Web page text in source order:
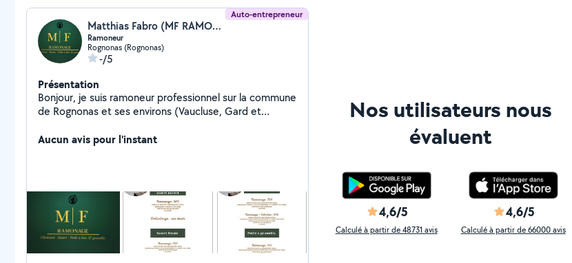
Auto-entrepreneur
Matthias Fabro (MF RAMONAGE)
Ramoneur
Rognonas (Rognonas)
-/5
Présentation
Bonjour, je suis ramoneur professionnel sur la commune
de Rognonas et ses environs (Vaucluse, Gard et
pour toute demande de ramonage de poêles à bois,
Aucun avis pour l'instant
Nos utilisateurs nous
évaluent
4,6/5
Calculé à partir de 48731 avis
4,6/5
Calculé à partir de 66000 avis